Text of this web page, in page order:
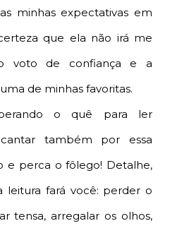
minhas expectativas em
que ela não irá me
voto de confiança e a
de minhas favoritas.
o quê para ler
também por essa
e perca o fôlego! Detalhe,
leitura fará você: perder o
tensa, arregalar os olhos,